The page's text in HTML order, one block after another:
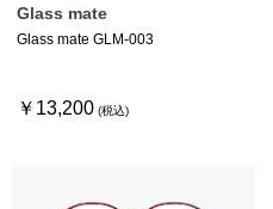
Glass mate
Glass mate GLM-003
￥13,200